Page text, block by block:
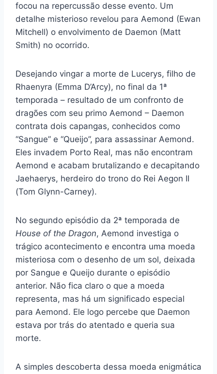
focou na repercussão desse evento. Um
detalhe misterioso revelou para Aemond (Ewan
Mitchell) o envolvimento de Daemon (Matt
Smith) no ocorrido.
Desejando vingar a morte de Lucerys, filho de
Rhaenyra (Emma D’Arcy), no final da 1ª
temporada – resultado de um confronto de
dragões com seu primo Aemond – Daemon
contrata dois capangas, conhecidos como
“Sangue” e “Queijo”, para assassinar Aemond.
Eles invadem Porto Real, mas não encontram
Aemond e acabam brutalizando e decapitando
Jaehaerys, herdeiro do trono do Rei Aegon II
(Tom Glynn-Carney).
No segundo episódio da 2ª temporada de
House of the Dragon, Aemond investiga o
trágico acontecimento e encontra uma moeda
misteriosa com o desenho de um sol, deixada
por Sangue e Queijo durante o episódio
anterior. Não fica claro o que a moeda
representa, mas há um significado especial
para Aemond. Ele logo percebe que Daemon
estava por trás do atentado e queria sua
morte.
A simples descoberta dessa moeda enigmática